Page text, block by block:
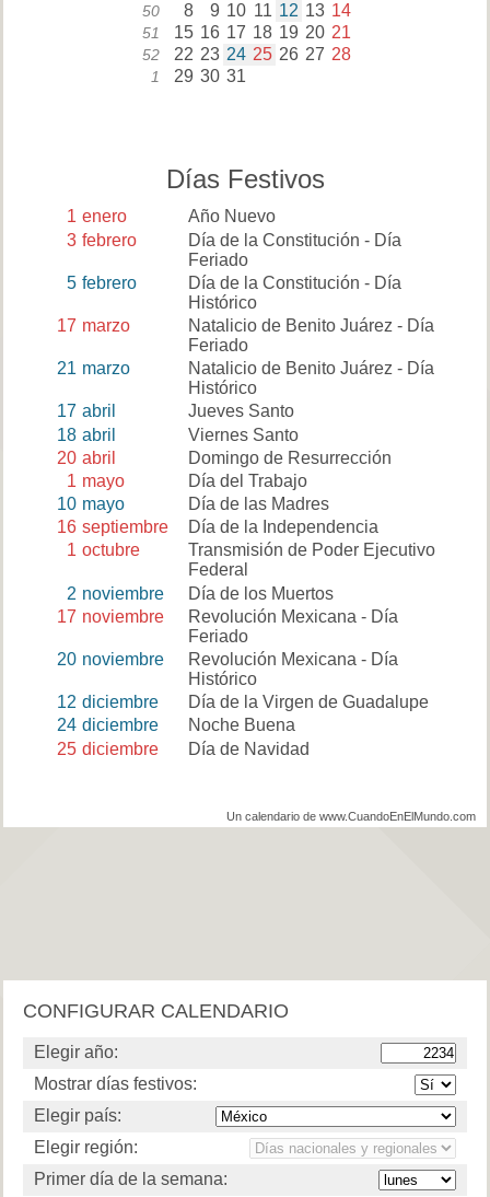
50 8 9 10 11 12 13 14
51 15 16 17 18 19 20 21
52 22 23 24 25 26 27 28
1 29 30 31
Días Festivos
1 enero
Año Nuevo
3 febrero
Día de la Constitución - Día
Feriado
5 febrero
Día de la Constitución - Día
Histórico
17 marzo
Natalicio de Benito Juárez - Día
Feriado
21 marzo
Natalicio de Benito Juárez - Día
Histórico
17 abril
Jueves Santo
18 abril
Viernes Santo
20 abril
Domingo de Resurrección
1 mayo
Día del Trabajo
10 mayo
Día de las Madres
16 septiembre
Día de la Independencia
1 octubre
Transmisión de Poder Ejecutivo
Federal
2 noviembre
Día de los Muertos
17 noviembre
Revolución Mexicana - Día
Feriado
20 noviembre
Revolución Mexicana - Día
Histórico
12 diciembre
Día de la Virgen de Guadalupe
24 diciembre
Noche Buena
25 diciembre Día de Navidad
Un calendario de www.CuandoEnElMundo.com
CONFIGURAR CALENDARIO
Elegir año:
Mostrar días festivos:
Elegir país:
Elegir región:
Primer día de la semana: